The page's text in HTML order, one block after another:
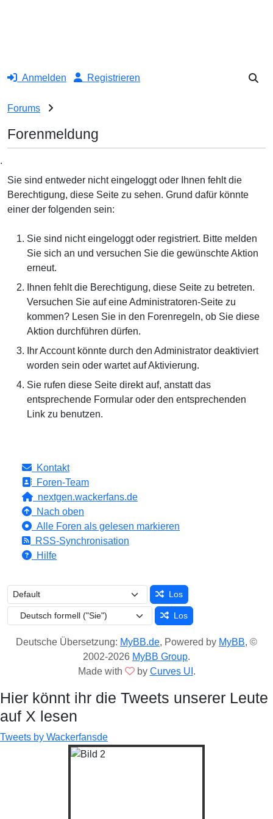
Anmelden Registrieren
Forums
Forenmeldung
.
Sie sind entweder nicht eingeloggt oder Ihnen fehlt die
Berechtigung, diese Seite zu sehen. Grund dafür könnte
einer der folgenden sein:
Sie sind nicht eingeloggt oder registriert. Bitte melden
Sie sich an und versuchen Sie die gewünschte Aktion
erneut.
Ihnen fehlt die Berechtigung, diese Seite zu betreten.
Versuchen Sie auf eine Administratoren-Seite zu
kommen? Lesen Sie in den Forenregeln, ob Sie diese
Aktion durchführen dürfen.
Ihr Account könnte durch den Administrator deaktiviert
worden sein oder wartet auf Aktivierung.
Sie rufen diese Seite direkt auf, anstatt das
entsprechende Formular oder den entsprechenden
Link zu benutzen.
Kontakt
Foren-Team
nextgen.wackerfans.de
Nach oben
Alle Foren als gelesen markieren
RSS-Synchronisation
Hilfe
Los
Los
Deutsche Übersetzung: MyBB.de, Powered by MyBB, ©
2002-2026 MyBB Group.
Made with
by Curves UI .
Hier könnt ihr die Tweets unserer Leute
auf X lesen
Tweets by Wackerfansde